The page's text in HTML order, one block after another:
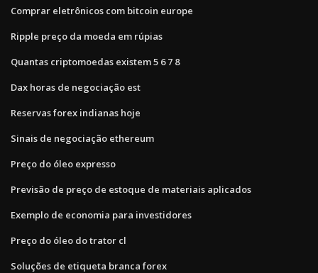
Comprar eletrônicos com bitcoin europe
Ripple preço da moeda em rúpias
Quantas criptomoedas existem 5 6 7 8
Dax horas de negociação est
Reservas forex indianas hoje
Sinais de negociação ethereum
Preço do óleo expresso
Previsão de preço de estoque de materiais aplicados
Exemplo de economia para investidores
Preço do óleo do trator cl
Soluções de etiqueta branca forex